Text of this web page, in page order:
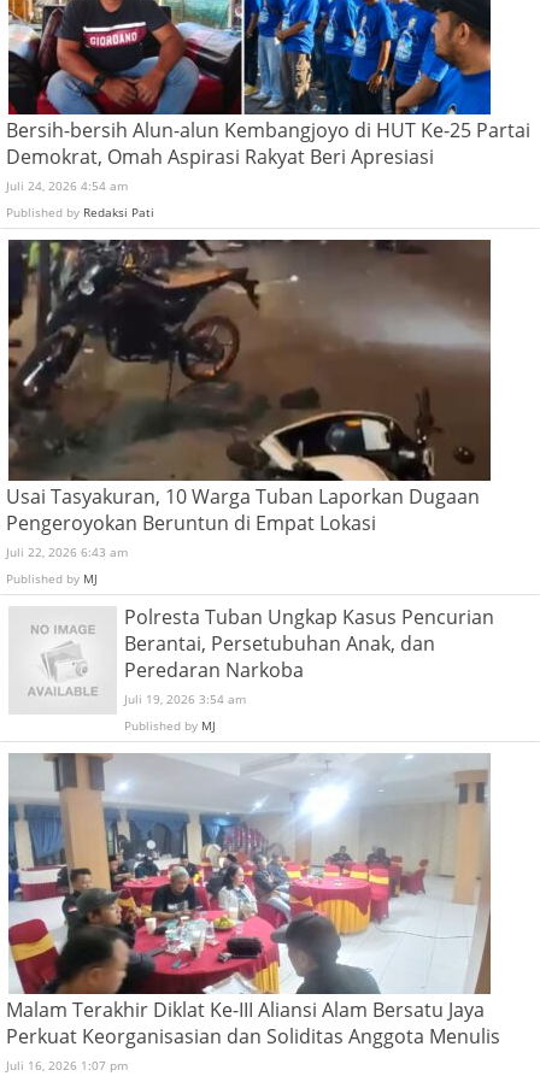
Bersih-bersih Alun-alun Kembangjoyo di HUT Ke-25 Partai
Demokrat, Omah Aspirasi Rakyat Beri Apresiasi
Juli 24, 2026 4:54 am
Published by Redaksi Pati
Usai Tasyakuran, 10 Warga Tuban Laporkan Dugaan
Pengeroyokan Beruntun di Empat Lokasi
Juli 22, 2026 6:43 am
Published by MJ
Polresta Tuban Ungkap Kasus Pencurian
Berantai, Persetubuhan Anak, dan
Peredaran Narkoba
Juli 19, 2026 3:54 am
Published by MJ
Malam Terakhir Diklat Ke-III Aliansi Alam Bersatu Jaya
Perkuat Keorganisasian dan Soliditas Anggota Menulis
Juli 16, 2026 1:07 pm